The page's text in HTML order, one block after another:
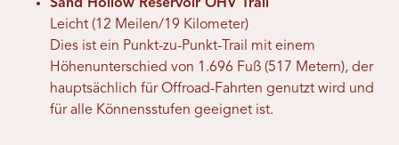
Sand Hollow Reservoir OHV Trail
Leicht (12 Meilen/19 Kilometer)
Dies ist ein Punkt-zu-Punkt-Trail mit einem
Höhenunterschied von 1.696 Fuß (517 Metern), der
hauptsächlich für Offroad-Fahrten genutzt wird und
für alle Könnensstufen geeignet ist.